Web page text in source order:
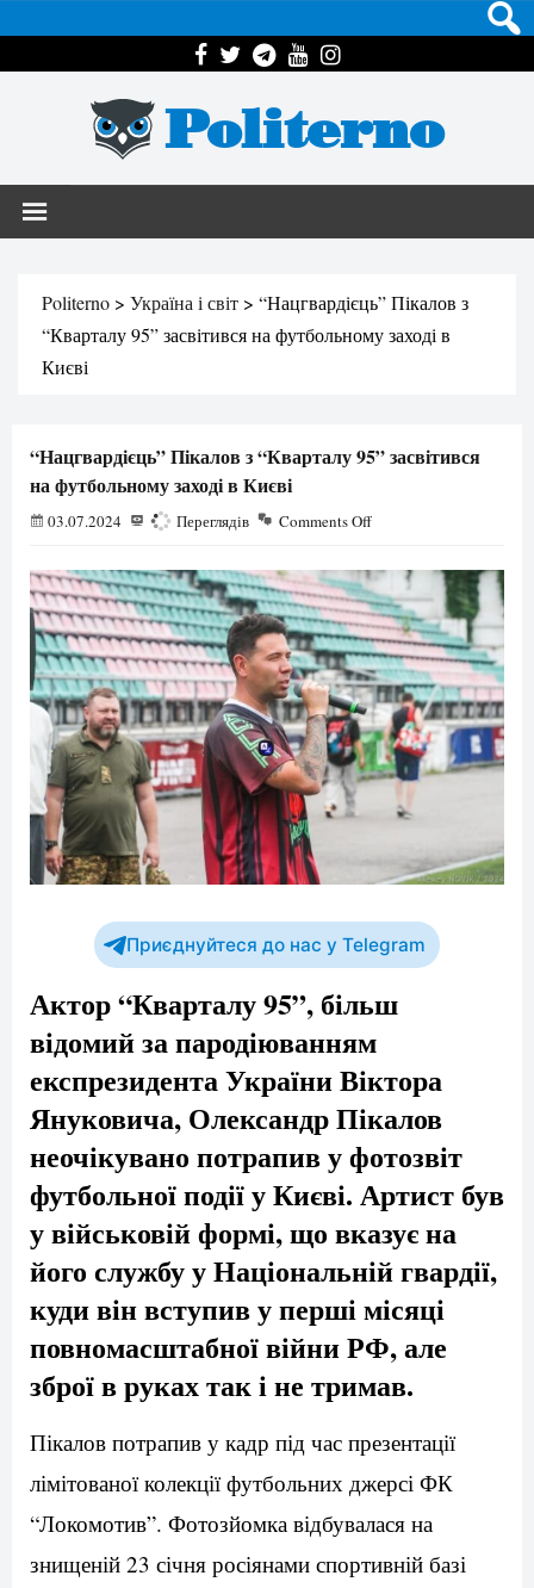
Politerno
Politerno > Україна і світ > “Нацгвардієць” Пікалов з
“Кварталу 95” засвітився на футбольному заході в
Києві
“Нацгвардієць” Пікалов з “Кварталу 95” засвітився
на футбольному заході в Києві
03.07.2024 946 Переглядів Comments Off
Приєднуйтеся до нас у Telegram
Актор “Кварталу 95”, більш
відомий за пародіюванням
експрезидента України Віктора
Януковича, Олександр Пікалов
неочікувано потрапив у фотозвіт
футбольної події у Києві. Артист був
у військовій формі, що вказує на
його службу у Національній гвардії,
куди він вступив у перші місяці
повномасштабної війни РФ, але
зброї в руках так і не тримав.
Пікалов потрапив у кадр під час презентації
лімітованої колекції футбольних джерсі ФК
“Локомотив”. Фотозйомка відбувалася на
знищеній 23 січня росіянами спортивній базі